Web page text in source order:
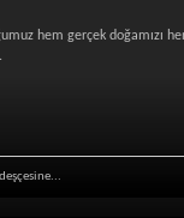
hem gerçek doğamızı